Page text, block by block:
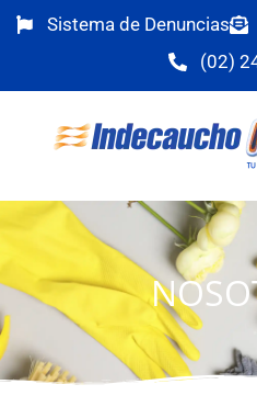
Sistema de Denuncias
(02)